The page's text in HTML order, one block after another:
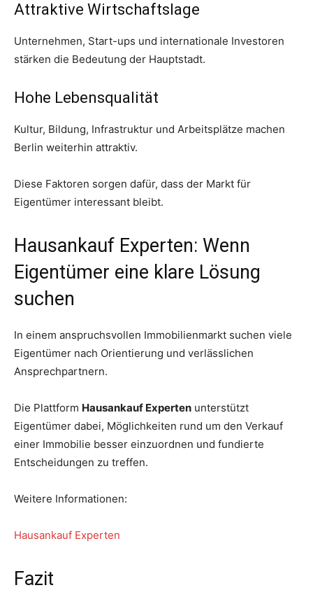
Attraktive Wirtschaftslage
Unternehmen, Start-ups und internationale Investoren
stärken die Bedeutung der Hauptstadt.
Hohe Lebensqualität
Kultur, Bildung, Infrastruktur und Arbeitsplätze machen
Berlin weiterhin attraktiv.
Diese Faktoren sorgen dafür, dass der Markt für
Eigentümer interessant bleibt.
Hausankauf Experten: Wenn
Eigentümer eine klare Lösung
suchen
In einem anspruchsvollen Immobilienmarkt suchen viele
Eigentümer nach Orientierung und verlässlichen
Ansprechpartnern.
Die Plattform Hausankauf Experten unterstützt
Eigentümer dabei, Möglichkeiten rund um den Verkauf
einer Immobilie besser einzuordnen und fundierte
Entscheidungen zu treffen.
Weitere Informationen:
Hausankauf Experten
Fazit